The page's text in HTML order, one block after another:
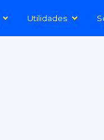
Utilidades